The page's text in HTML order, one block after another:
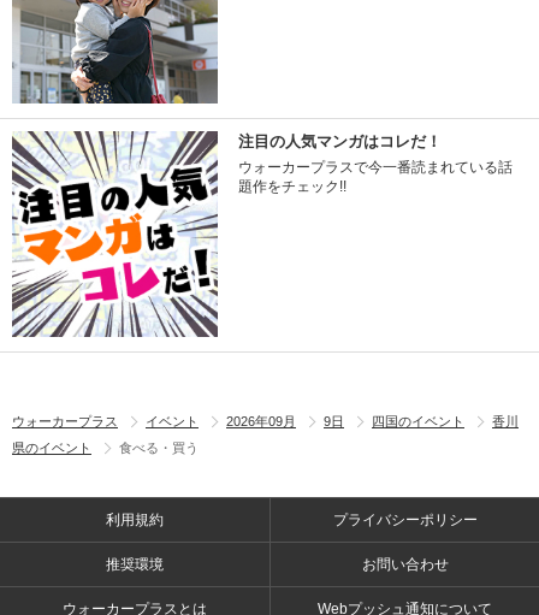
注目の人気マンガはコレだ！
ウォーカープラスで今一番読まれている話
題作をチェック!!
ウォーカープラス イベント 2026年09月 9日 四国のイベント
香川
県のイベント
食べる・買う
利用規約 プライバシーポリシー
推奨環境 お問い合わせ
ウォーカープラスとは Webプッシュ通知について